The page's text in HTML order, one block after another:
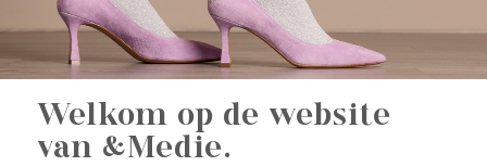
Welkom op de website
van &Medie.